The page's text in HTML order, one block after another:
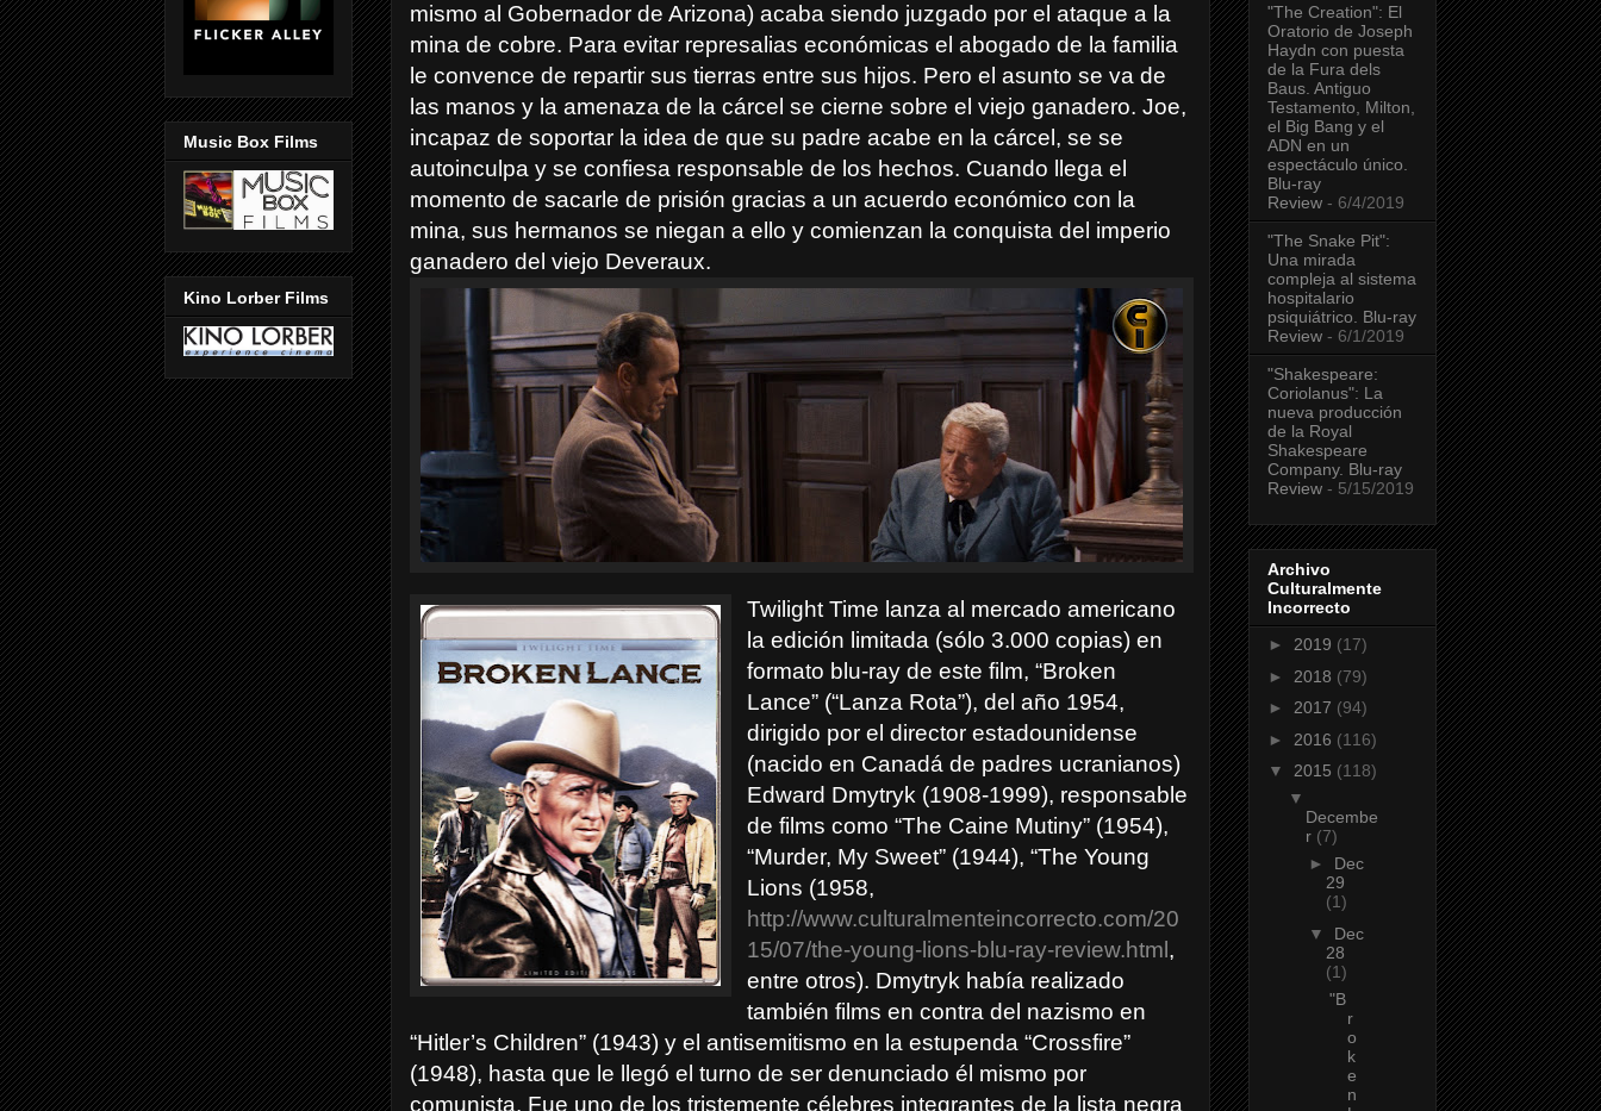
mismo al Gobernador de Arizona) acaba siendo juzgado por el ataque a la
mina de cobre. Para evitar represalias económicas el abogado de la familia
le convence de repartir sus tierras entre sus hijos. Pero el asunto se va de
las manos y la amenaza de la cárcel se cierne sobre el viejo ganadero. Joe,
incapaz de soportar la idea de que su padre acabe en la cárcel, se se
autoinculpa y se confiesa responsable de los hechos. Cuando llega el
momento de sacarle de prisión gracias a un acuerdo económico con la
mina, sus hermanos se niegan a ello y comienzan la conquista del imperio
ganadero del viejo Deveraux.
Twilight Time lanza al mercado americano
la edición limitada (sólo 3.000 copias) en
formato blu-ray de este film, “Broken
Lance” (“Lanza Rota”), del año 1954,
dirigido por el director estadounidense
(nacido en Canadá de padres ucranianos)
Edward Dmytryk (1908-1999), responsable
de films como “The Caine Mutiny” (1954),
“Murder, My Sweet” (1944), “The Young
Lions (1958,
http://www.culturalmenteincorrecto.com/20
15/07/the-young-lions-blu-ray-review.html ,
entre otros). Dmytryk había realizado
también films en contra del nazismo en
“Hitler’s Children” (1943) y el antisemitismo en la estupenda “Crossfire”
(1948), hasta que le llegó el turno de ser denunciado él mismo por
comunista. Fue uno de los tristemente célebres integrantes de la lista negra
Music Box Films
Kino Lorber Films
"The Creation": El
Oratorio de Joseph
Haydn con puesta
de la Fura dels
Baus. Antiguo
Testamento, Milton,
el Big Bang y el
ADN en un
espectáculo único.
Blu-ray
Review - 6/4/2019
"The Snake Pit":
Una mirada
compleja al sistema
hospitalario
psiquiátrico. Blu-ray
Review - 6/1/2019
"Shakespeare:
Coriolanus": La
nueva producción
de la Royal
Shakespeare
Company. Blu-ray
Review - 5/15/2019
Archivo
Culturalmente
Incorrecto
► 2019 (17)
► 2018 (79)
► 2017 (94)
► 2016 (116)
▼ 2015 (118)
▼
Decembe
r (7)
► Dec
29
(1)
▼ Dec
28
(1)
"B
r
o
k
e
n